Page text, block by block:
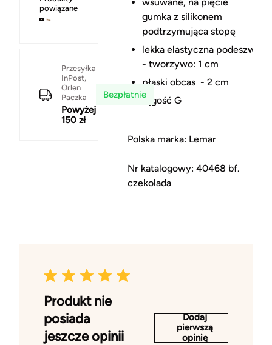
powiązane
Przesyłka
InPost,
Orlen
Paczka
Powyżej
150 zł
Bezpłatnie
gumka z silikonem
podtrzymująca stopę
lekka elastyczna podeszwa
- tworzywo: 1 cm
płaski obcas - 2 cm
tęgość G
Polska marka: Lemar
Nr katalogowy: 40468 bf.
czekolada
Produkt nie
posiada
jeszcze opinii
Dodaj
pierwszą
opinię